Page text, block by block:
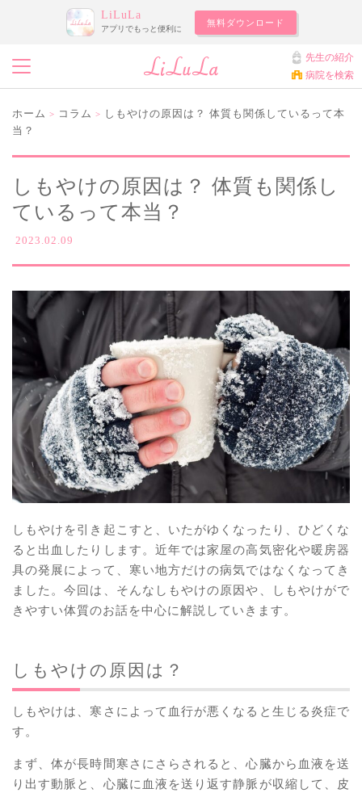
LiLuLa
アプリでもっと便利に
無料ダウンロード
先生の紹介
病院を検索
ホーム > コラム >
しもやけの原因は？ 体質も関係しているって本
当？
しもやけの原因は？ 体質も関係し
ているって本当？
2023.02.09
しもやけを引き起こすと、いたがゆくなったり、ひどくな
ると出血したりします。近年では家屋の高気密化や暖房器
具の発展によって、寒い地方だけの病気ではなくなってき
ました。今回は、そんなしもやけの原因や、しもやけがで
きやすい体質のお話を中心に解説していきます。
しもやけの原因は？
しもやけは、寒さによって血行が悪くなると生じる炎症で
す。
まず、体が長時間寒さにさらされると、心臓から血液を送
り出す動脈と、心臓に血液を送り返す静脈が収縮して、皮